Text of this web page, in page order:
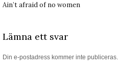
Ain’t afraid of no women
Lämna ett svar
Din e-postadress kommer inte publiceras.